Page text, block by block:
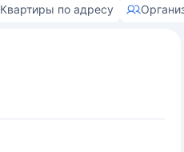
Квартиры по адресу